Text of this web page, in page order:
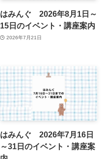
はみんぐ 2026年8月1日～
15日のイベント・講座案内
2026年7月21日
はみんぐ 2026年7月16日
～31日のイベント・講座案